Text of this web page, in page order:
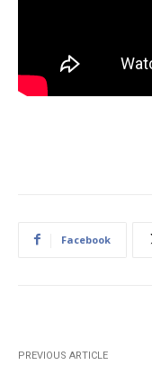
Facebook
PREVIOUS ARTICLE